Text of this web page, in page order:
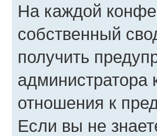
На каждой
собственный
получить
администратора
отношения к
Если вы не